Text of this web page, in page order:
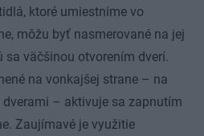
ktoré umiestnime vo
môžu byť nasmerované na jej
sa väčšinou otvorením dverí.
na vonkajšej strane – na
– aktivuje sa zapnutím
Zaujímavé je využitie